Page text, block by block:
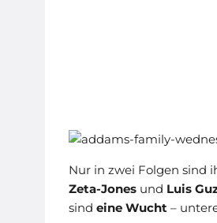
Nur in zwei Folgen sind
Zeta-Jones und Luis
sind eine Wucht –